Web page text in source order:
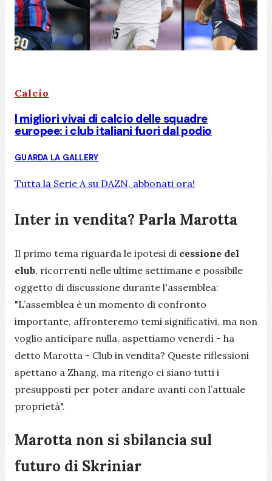
Calcio
I migliori vivai di calcio delle squadre
europee: i club italiani fuori dal podio
GUARDA LA GALLERY
Tutta la Serie A su DAZN, abbonati ora!
Inter in vendita? Parla Marotta
Il primo tema riguarda le ipotesi di cessione del
club, ricorrenti nelle ultime settimane e possibile
oggetto di discussione durante l'assemblea:
"L’assemblea è un momento di confronto
importante, affronteremo temi significativi, ma non
voglio anticipare nulla, aspettiamo venerdì - ha
detto Marotta - Club in vendita? Queste riflessioni
spettano a Zhang, ma ritengo ci siano tutti i
presupposti per poter andare avanti con l’attuale
proprietà".
Marotta non si sbilancia sul
futuro di Skriniar